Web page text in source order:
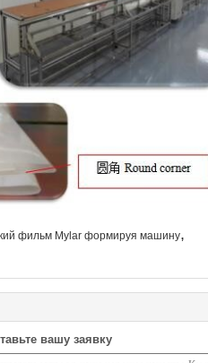
фильм Mylar формируя машину,
вашу заявку